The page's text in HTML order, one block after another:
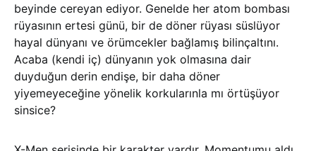
beyinde cereyan ediyor. Genelde her atom bombası
rüyasının ertesi günü, bir de döner rüyası süslüyor
hayal dünyanı ve örümcekler bağlamış bilinçaltını.
Acaba (kendi iç) dünyanın yok olmasına dair
duyduğun derin endişe, bir daha döner
yiyemeyeceğine yönelik korkularınla mı örtüşüyor
sinsice?